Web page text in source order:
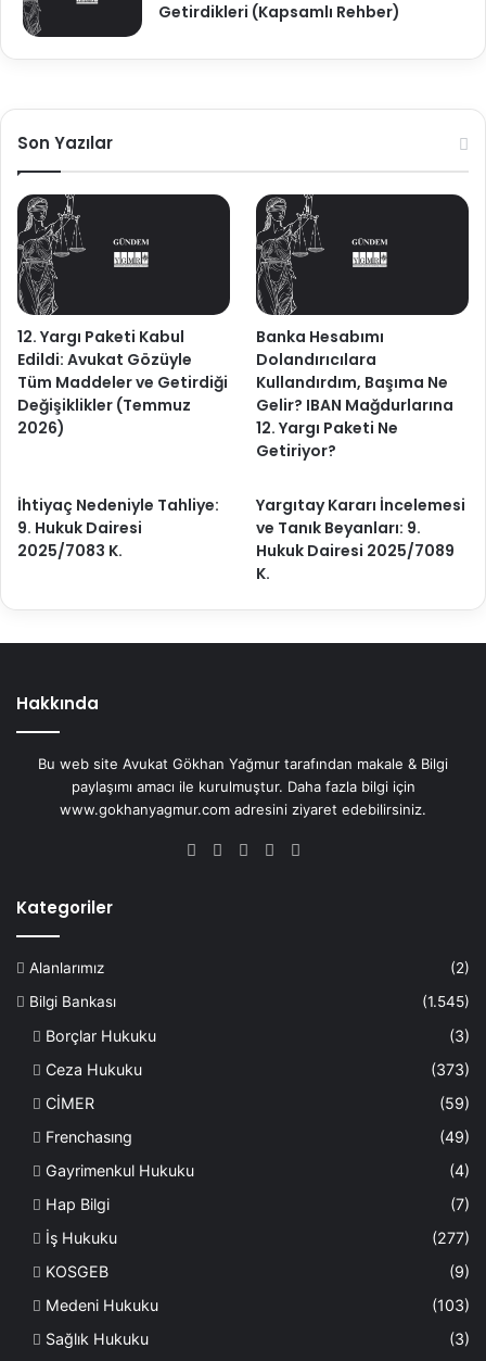
Getirdikleri (Kapsamlı Rehber)
Son Yazılar
12. Yargı Paketi Kabul
Edildi: Avukat Gözüyle
Tüm Maddeler ve Getirdiği
Değişiklikler (Temmuz
2026)
Banka Hesabımı
Dolandırıcılara
Kullandırdım, Başıma Ne
Gelir? IBAN Mağdurlarına
12. Yargı Paketi Ne
Getiriyor?
İhtiyaç Nedeniyle Tahliye:
9. Hukuk Dairesi
2025/7083 K.
Yargıtay Kararı İncelemesi
ve Tanık Beyanları: 9.
Hukuk Dairesi 2025/7089
K.
Hakkında
Bu web site Avukat Gökhan Yağmur tarafından makale & Bilgi
paylaşımı amacı ile kurulmuştur. Daha fazla bilgi için
www.gokhanyagmur.com adresini ziyaret edebilirsiniz.
Facebook
X YouTubeInstagram
Kategoriler
Alanlarımız
(2)
Bilgi Bankası
(1.545)
Borçlar Hukuku
(3)
Ceza Hukuku
(373)
CİMER
(59)
Frenchasıng
(49)
Gayrimenkul Hukuku
(4)
Hap Bilgi
(7)
İş Hukuku
(277)
KOSGEB
(9)
Medeni Hukuku
(103)
Sağlık Hukuku
(3)